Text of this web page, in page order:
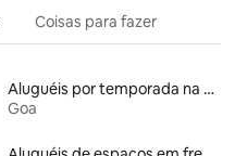
Coisas para fazer
Aluguéis por temporada na orla
Goa